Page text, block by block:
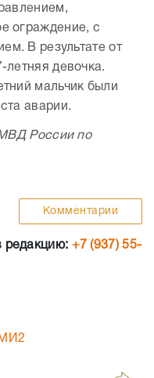
ограждение, с
В результате от
летняя девочка.
мальчик были
аварии.
России по
Комментарии
редакцию: +7 (937) 55-